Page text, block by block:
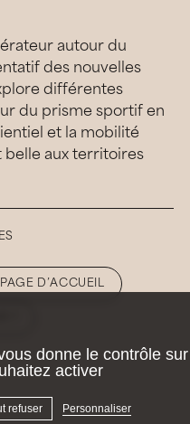
autour du
des nouvelles
différentes
du prisme sportif en
et la mobilité
belle aux territoires
PAGE D’ACCUEIL
donne le contrôle sur
activer
refuser Personnaliser